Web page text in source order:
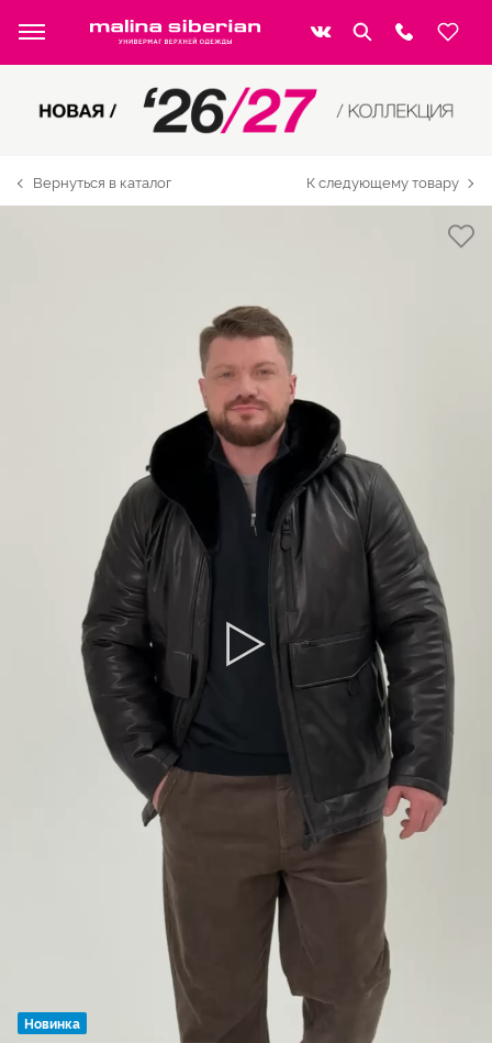
Вернуться в каталог К следующему товару
Новинка